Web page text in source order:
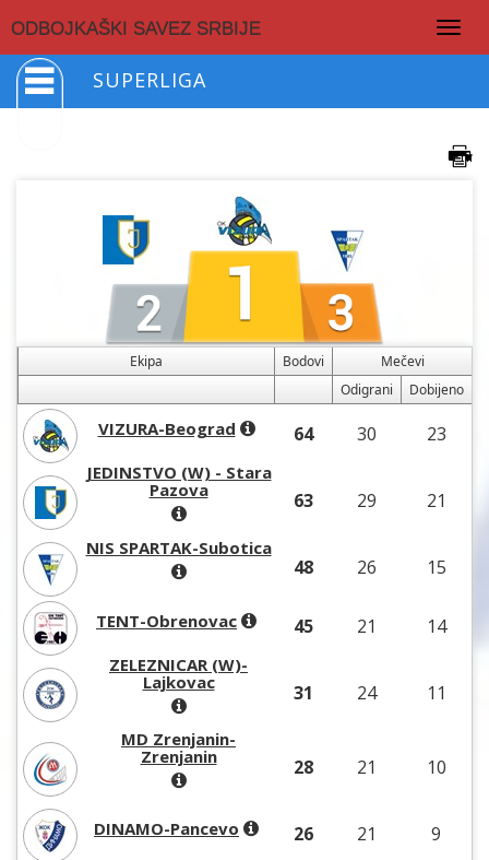
ODBOJKAŠKI SAVEZ SRBIJE
SUPERLIGA
Ekipa Bodovi
Mečevi
Odigrani
Dobijeno
VIZURA-Beograd 64 30 23
JEDINSTVO (W) - Stara
Pazova
63 29 21
NIS SPARTAK-Subotica
48 26 15
TENT-Obrenovac 45 21 14
ZELEZNICAR (W)-
Lajkovac
31 24 11
MD Zrenjanin-
Zrenjanin
28 21 10
DINAMO-Pancevo 26 21 9